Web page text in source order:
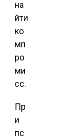
на
йти
ко
мп
ро
ми
сс.
Пр
и
пс